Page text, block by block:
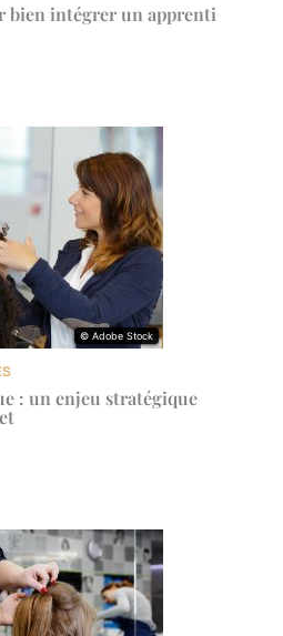
bien intégrer un apprenti
© Adobe Stock
© Adobe Stock
: un enjeu stratégique